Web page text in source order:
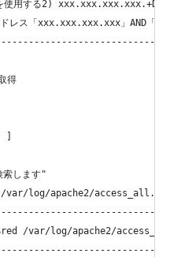
使用する2)
ス「xxx.xxx.xxx.xxx」AND「Dec
得
]
します"
var/log/apache2/access_all.log
/var/log/apache2/